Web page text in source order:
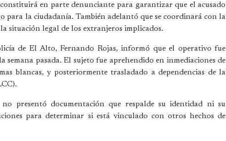
en parte denunciante para garantizar que el acusado
para la ciudadanía. También adelantó que se coordinará con la
situación legal de los extranjeros implicados.
de El Alto, Fernando Rojas, informó que el operativo fue
pasada. El sujeto fue aprehendido en inmediaciones de
blancas, y posteriormente trasladado a dependencias de la
presentó documentación que respalde su identidad ni su
para determinar si está vinculado con otros hechos de